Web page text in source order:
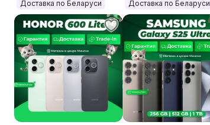
Доставка по Беларуси
Доставка по Беларуси